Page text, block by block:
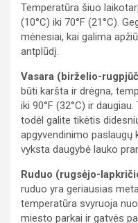
Temperatūra šiuo
(10°C) iki 70°F (21°C).
mėnesiai, kai galima
antplūdį.
Vasara (birželio-
būti karšta ir drėgna,
iki 90°F (32°C) ir
todėl galite tikėtis
apgyvendinimo paslaugų
vyksta daugybė lauko
Ruduo (rugsėjo-
ruduo yra geriausias
temperatūra svyruoja nuo
miesto parkai ir gatvės